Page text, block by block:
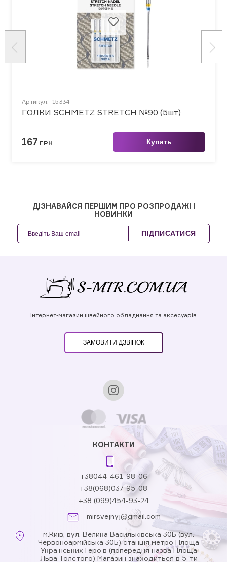
Артикул: 15334
ГОЛКИ SCHMETZ STRETCH №90 (5шт)
167 ГРН Купить
ДІЗНАВАЙСЯ ПЕРШИМ ПРО РОЗПРОДАЖІ І
НОВИНКИ
ПІДПИСАТИСЯ
Інтернет-магазин швейного обладнання та аксесуарів
ЗАМОВИТИ ДЗВІНОК
КОНТАКТИ
+38044-461-98-06
+38(068)037-95-08
+38 (099)454-93-24
mirsvejnyj@gmail.com
м.Київ, вул. Велика Васильківська 30Б (вул.
Червоноармійська 30Б) станція метро Площа
Українських Героїв (попередня назва Площа
Льва Толстого) Магазин знаходиться в 5-ти